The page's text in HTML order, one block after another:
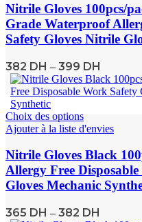
Nitrile Gloves 100pcs/
Grade Waterproof
Safety Gloves Nitrile
382 DH – 399 DH
Choix des options
Ajouter à la liste d'envies
Nitrile Gloves Black
Allergy Free
Gloves Mechanic
365 DH – 382 DH